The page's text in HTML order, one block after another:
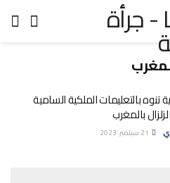
بالتعليمات الملكية السامية
بالمغرب